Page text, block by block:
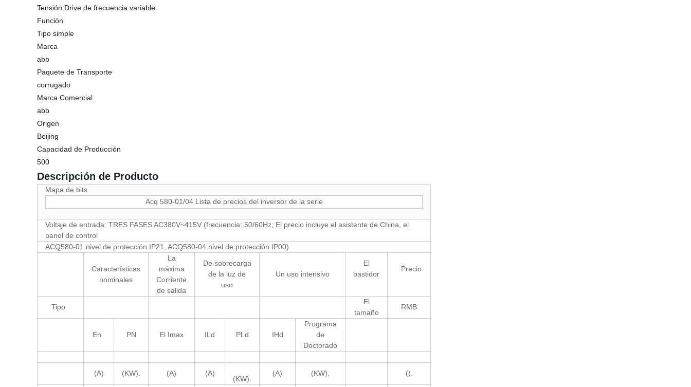
Tensión Drive de frecuencia variable
Función
Tipo simple
Marca
abb
Paquete de Transporte
corrugado
Marca Comercial
abb
Origen
Beijing
Capacidad de Producción
500
Descripción de Producto
Mapa de bits
Acq 580-01/04 Lista de precios del inversor de la serie
Voltaje de entrada: TRES FASES AC380V~415V (frecuencia: 50/60Hz; El precio incluye el asistente de China, el
panel de control
ACQ580-01 nivel de protección IP21, ACQ580-04 nivel de protección IP00)
Características
nominales
La
máxima
Corriente
de salida
De sobrecarga
de la luz de
uso
Un uso intensivo
El
bastidor
Precio
Tipo
El
tamaño
RMB
En PN El Imax ILd PLd IHd
Programa
de
Doctorado
(A) (KW). (A) (A)
(KW).
(A) (KW). ().